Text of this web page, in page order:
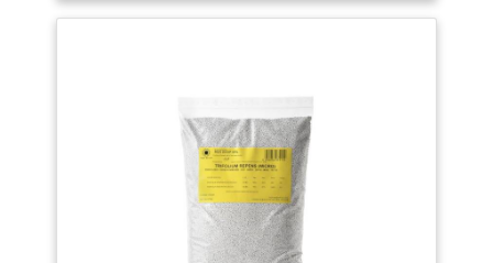
des gels prolongés (< -5 °C). Ses petites feuilles et
conserve l’humidité nécessaire à la germination. Le
CaCO₃ libère progressivement du calcium,
équilibrant le pH du sol.
Entretien : hauteur
naturelle 5-10 cm (1-2 tontes/an à 4-6 cm si gazon
ras). 25 g/m² d’engrais PK avant semis, rappel à 45
jours seulement en sol pauvre. Arroser uniquement
en sécheresse prolongée. Regarnissage 3-5 g/m²